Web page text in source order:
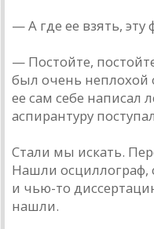
— А где ее взять,
— Постойте,
был очень неплохой
ее сам себе написал
аспирантуру
Стали мы искать.
Нашли осциллограф,
и чью-то
нашли.